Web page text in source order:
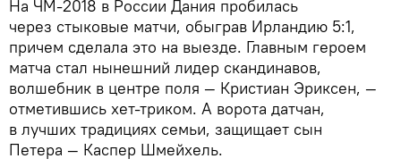
На ЧМ-2018 в России Дания пробилась
через стыковые матчи, обыграв Ирландию 5:1,
причем сделала это на выезде. Главным героем
матча стал нынешний лидер скандинавов,
волшебник в центре поля — Кристиан Эриксен, —
отметившись хет-триком. А ворота датчан,
в лучших традициях семьи, защищает сын
Петера — Каспер Шмейхель.